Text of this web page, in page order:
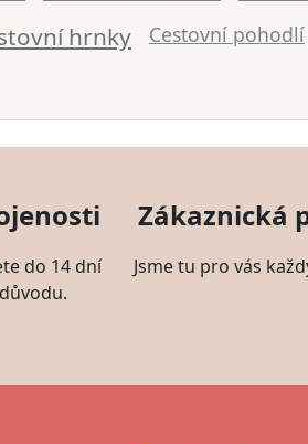
hrnky Cestovní pohodlí
do 14 dní
Zákaznická
Jsme tu pro vás